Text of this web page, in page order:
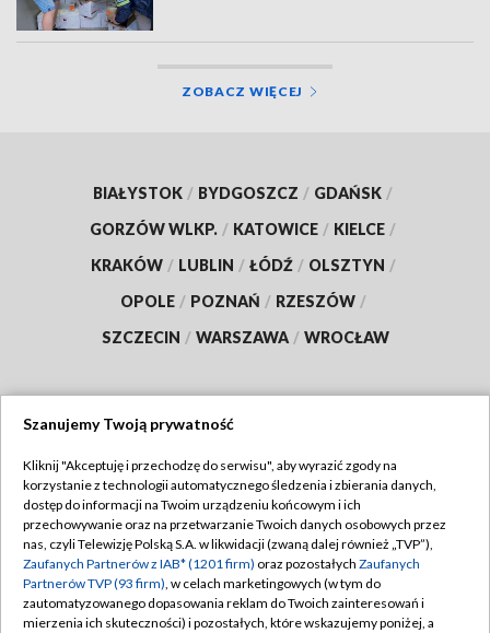
ZOBACZ WIĘCEJ
BIAŁYSTOK / BYDGOSZCZ / GDAŃSK /
GORZÓW WLKP. / KATOWICE / KIELCE /
KRAKÓW / LUBLIN / ŁÓDŹ / OLSZTYN /
OPOLE / POZNAŃ / RZESZÓW /
SZCZECIN / WARSZAWA / WROCŁAW
TVP
Abonament TVP
Emisja w TVP
Centrum informacji TVP
Regulamin TVP
Polityka prywatności
Moje zgody
Szanujemy Twoją prywatność
Kliknij "Akceptuję i przechodzę do serwisu", aby wyrazić zgody na
korzystanie z technologii automatycznego śledzenia i zbierania danych,
dostęp do informacji na Twoim urządzeniu końcowym i ich
przechowywanie oraz na przetwarzanie Twoich danych osobowych przez
nas, czyli Telewizję Polską S.A. w likwidacji (zwaną dalej również „TVP”),
Zaufanych Partnerów z IAB* (1201 firm) oraz pozostałych Zaufanych
Partnerów TVP (93 firm), w celach marketingowych (w tym do
zautomatyzowanego dopasowania reklam do Twoich zainteresowań i
mierzenia ich skuteczności) i pozostałych, które wskazujemy poniżej, a